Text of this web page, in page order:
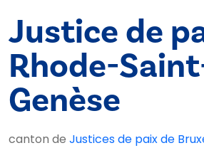
Justice de
Rhode-
Genèse
canton de Justices de paix de